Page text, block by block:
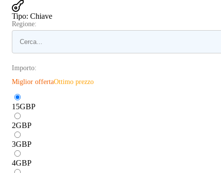
Tipo: Chiave
Regione:
Importo:
Miglior offertaOttimo prezzo
15GBP
2GBP
3GBP
4GBP